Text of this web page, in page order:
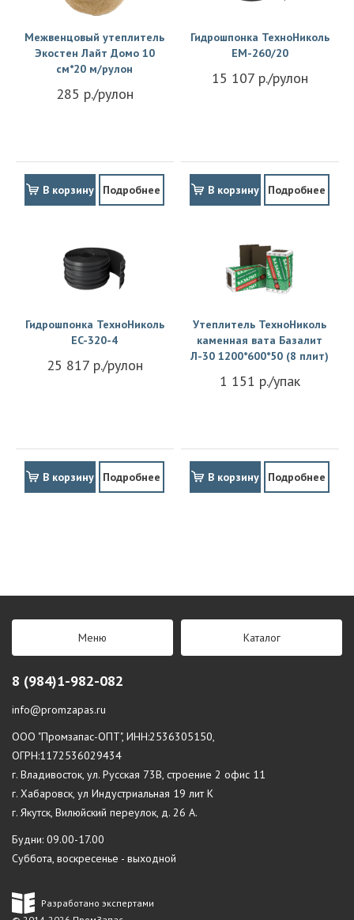
Межвенцовый утеплитель
Экостен Лайт Домо 10
см*20 м/рулон
285 р./рулон
В корзину Подробнее
Гидрошпонка ТехноНиколь
EM-260/20
15 107 р./рулон
В корзину Подробнее
Гидрошпонка ТехноНиколь
EC-320-4
25 817 р./рулон
В корзину Подробнее
Утеплитель ТехноНиколь
каменная вата Базалит
Л-30 1200*600*50 (8 плит)
1 151 р./упак
В корзину Подробнее
Меню Каталог
8 (984)1-982-082
info@promzapas.ru
ООО "Промзапас-ОПТ", ИНН:2536305150,
ОГРН:1172536029434
г. Владивосток, ул. Русская 73В, строение 2 офис 11
г. Хабаровск, ул Индустриальная 19 лит К
г. Якутск, Вилюйский переулок, д. 26 А.
Будни: 09.00-17.00
Суббота, воскресенье - выходной
Разработано экспертами